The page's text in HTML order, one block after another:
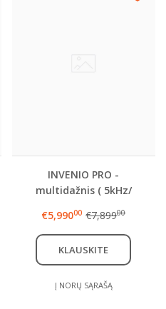
INVENIO PRO -
multidažnis ( 5kHz/
€5,99000 €7,89900
KLAUSKITE
Į NORŲ SĄRAŠĄ